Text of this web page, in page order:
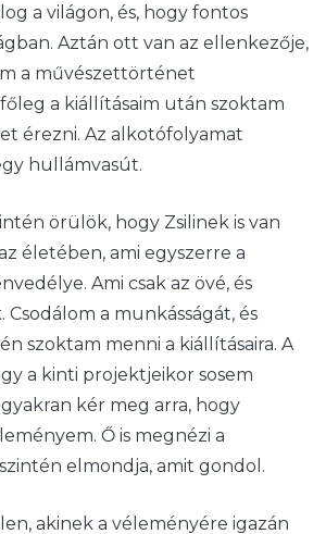
a világon, és, hogy fontos
Aztán ott van az ellenkezője,
a művészettörténet
a kiállításaim után szoktam
érezni. Az alkotófolyamat
hullámvasút.
örülök, hogy Zsilinek is van
életében, ami egyszerre a
Ami csak az övé, és
Csodálom a munkásságát, és
szoktam menni a kiállításaira. A
a kinti projektjeikor sosem
kér meg arra, hogy
Ő is megnézi a
elmondja, amit gondol.
akinek a véleményére igazán